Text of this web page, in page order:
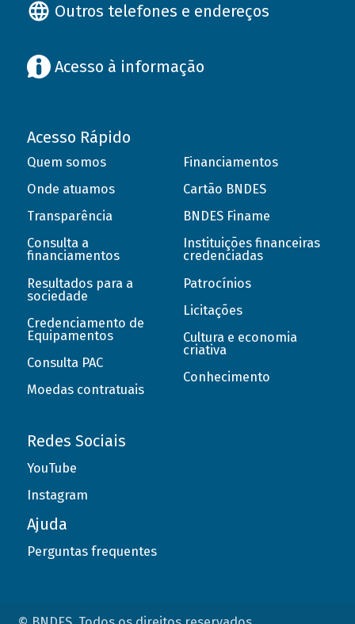
Outros telefones e endereços
Acesso à informação
Acesso Rápido
Quem somos
Onde atuamos
Transparência
Consulta a
financiamentos
Resultados para a
sociedade
Credenciamento de
Equipamentos
Consulta PAC
Moedas contratuais
Financiamentos
Cartão BNDES
BNDES Finame
Instituições financeiras
credenciadas
Patrocínios
Licitações
Cultura e economia
criativa
Conhecimento
Redes Sociais
YouTube
Instagram
Ajuda
Perguntas frequentes